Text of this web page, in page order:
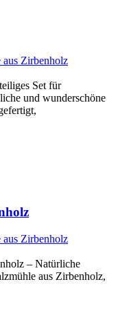
Zirbenholz
Set für
und wunderschöne
Zirbenholz
– Natürliche
aus Zirbenholz,